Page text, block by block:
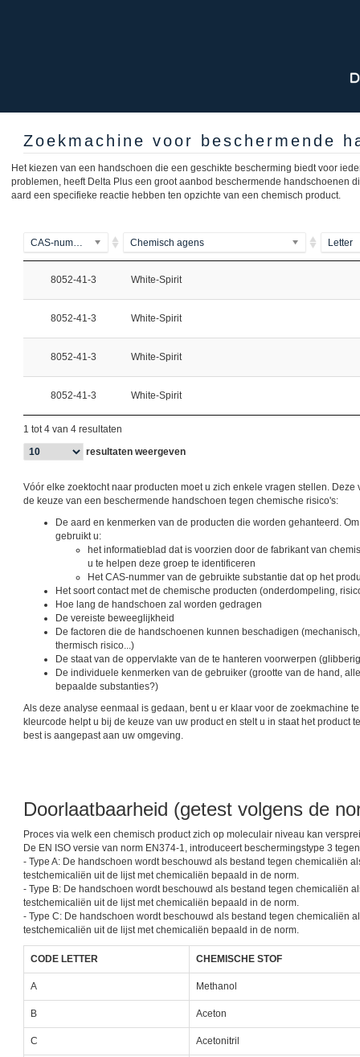
Zoekmachine voor beschermende
Het kiezen van een handschoen die een geschikte bescherming biedt voor
problemen, heeft Delta Plus een groot aanbod beschermende handschoenen
aard een specifieke reactie hebben ten opzichte van een chemisch product.
CAS-nummer Chemisch agens Letter
8052-41-3 White-Spirit
8052-41-3 White-Spirit
8052-41-3 White-Spirit
8052-41-3 White-Spirit
1 tot 4 van 4 resultaten
resultaten weergeven
Vóór elke zoektocht naar producten moet u zich enkele vragen stellen. Deze
de keuze van een beschermende handschoen tegen chemische risico's:
De aard en kenmerken van de producten die worden gehanteerd.
gebruikt u:
het informatieblad dat is voorzien door de fabrikant van
u te helpen deze groep te identificeren
Het CAS-nummer van de gebruikte substantie dat op het
Het soort contact met de chemische producten (onderdompeling,
Hoe lang de handschoen zal worden gedragen
De vereiste beweeglijkheid
De factoren die de handschoenen kunnen beschadigen
thermisch risico...)
De staat van de oppervlakte van de te hanteren voorwerpen
De individuele kenmerken van de gebruiker (grootte van de hand,
bepaalde substanties?)
Als deze analyse eenmaal is gedaan, bent u er klaar voor de zoekmachine
kleurcode helpt u bij de keuze van uw product en stelt u in staat het product
best is aangepast aan uw omgeving.
Doorlaatbaarheid (getest volgens de
Proces via welk een chemisch product zich op moleculair niveau kan
De EN ISO versie van norm EN374-1, introduceert beschermingstype 3
- Type A: De handschoen wordt beschouwd als bestand tegen chemicaliën
testchemicaliën uit de lijst met chemicaliën bepaald in de norm.
- Type B: De handschoen wordt beschouwd als bestand tegen chemicaliën
testchemicaliën uit de lijst met chemicaliën bepaald in de norm.
- Type C: De handschoen wordt beschouwd als bestand tegen
testchemicaliën uit de lijst met chemicaliën bepaald in de norm.
CODE LETTER CHEMISCHE STOF
A Methanol
B Aceton
C Acetonitril